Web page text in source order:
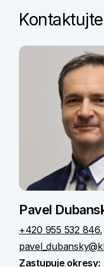
Pavel
+420 955 532 846,
Zastupuje okresy: